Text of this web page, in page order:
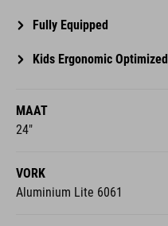
Fully Equipped
Kids Ergonomic Optimized
MAAT
24"
VORK
Aluminium Lite 6061